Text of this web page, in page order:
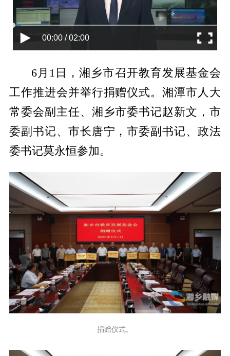
00:00 / 02:00
6月1日，湘乡市召开教育发展基金会
工作推进会并举行捐赠仪式。湘潭市人大
常委会副主任、湘乡市委书记赵新文，市
委副书记、市长唐宁，市委副书记、政法
委书记莫永恒参加。
捐赠仪式。